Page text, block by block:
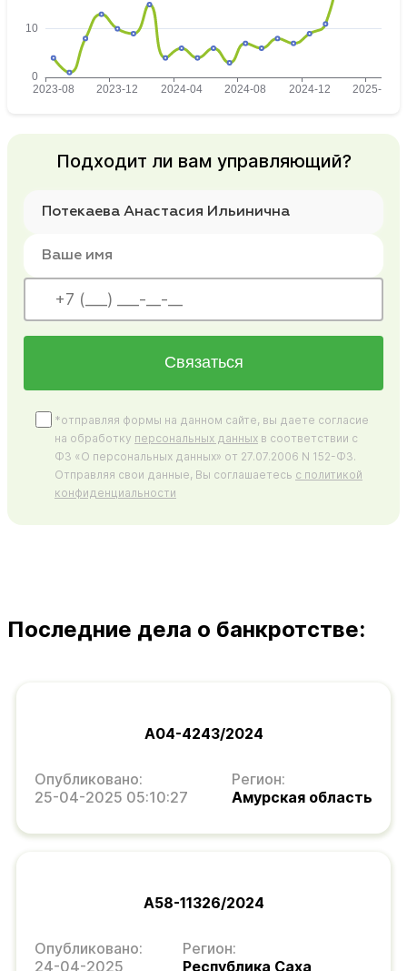
Подходит ли вам управляющий?
Связаться
*отправляя формы на данном сайте, вы даете согласие
на обработку персональных данных в соответствии с
ФЗ «О персональных данных» от 27.07.2006 N 152-ФЗ.
Отправляя свои данные, Вы соглашаетесь с политикой
конфиденциальности
Последние дела о банкротстве:
А04-4243/2024
Опубликовано:
25-04-2025 05:10:27
Регион:
Амурская область
А58-11326/2024
Опубликовано:
24-04-2025
Регион:
Республика Саха